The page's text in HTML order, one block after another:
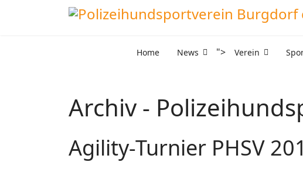
Home News "> Verein
Archiv -
Agility-Turnier PHSV